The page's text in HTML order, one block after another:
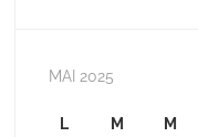
MAI 2025
L M M